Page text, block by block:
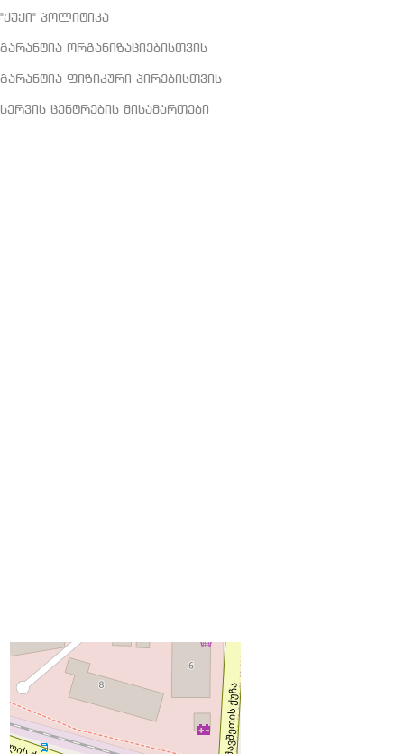
"ქუქი" პოლიტიკა
გარანტია ორგანიზაციებისთვის
გარანტია ფიზიკური პირებისთვის
სერვის ცენტრების მისამართები